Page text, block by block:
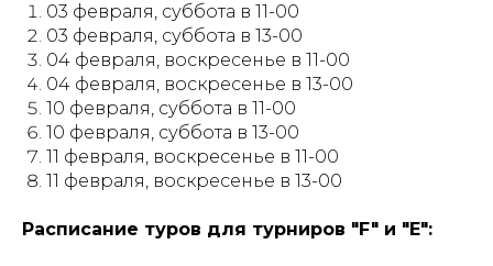
03 февраля, суббота в 11-00
03 февраля, суббота в 13-00
04 февраля, воскресенье в 11-00
04 февраля, воскресенье в 13-00
10 февраля, суббота в 11-00
10 февраля, суббота в 13-00
11 февраля, воскресенье в 11-00
11 февраля, воскресенье в 13-00
Расписание туров для турниров "F" и "E":